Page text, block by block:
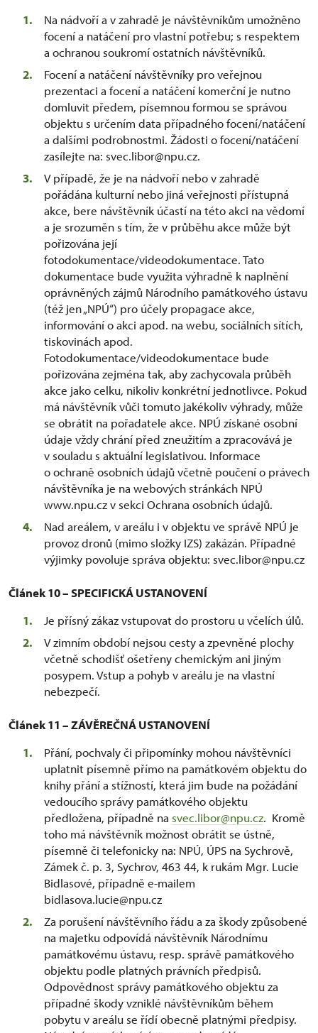
Na nádvoří a v zahradě je návštěvníkům umožněno
focení a natáčení pro vlastní potřebu; s respektem
a ochranou soukromí ostatních návštěvníků.
Focení a natáčení návštěvníky pro veřejnou
prezentaci a focení a natáčení komerční je nutno
domluvit předem, písemnou formou se správou
objektu s určením data případného focení/natáčení
a dalšími podrobnostmi. Žádosti o focení/natáčení
zasílejte na: svec.libor@npu.cz.
V případě, že je na nádvoří nebo v zahradě
pořádána kulturní nebo jiná veřejnosti přístupná
akce, bere návštěvník účastí na této akci na vědomí
a je srozuměn s tím, že v průběhu akce může být
pořizována její
fotodokumentace/videodokumentace. Tato
dokumentace bude využita výhradně k naplnění
oprávněných zájmů Národního památkového ústavu
(též jen „NPÚ“) pro účely propagace akce,
informování o akci apod. na webu, sociálních sítích,
tiskovinách apod.
Fotodokumentace/videodokumentace bude
pořizována zejména tak, aby zachycovala průběh
akce jako celku, nikoliv konkrétní jednotlivce. Pokud
má návštěvník vůči tomuto jakékoliv výhrady, může
se obrátit na pořadatele akce. NPÚ získané osobní
údaje vždy chrání před zneužitím a zpracovává je
v souladu s aktuální legislativou. Informace
o ochraně osobních údajů včetně poučení o právech
návštěvníka je na webových stránkách NPÚ
www.npu.cz v sekci Ochrana osobních údajů.
Nad areálem, v areálu i v objektu ve správě NPÚ je
provoz dronů (mimo složky IZS) zakázán. Případné
výjimky povoluje správa objektu: svec.libor@npu.cz
Článek 10 – SPECIFICKÁ USTANOVENÍ
Je přísný zákaz vstupovat do prostoru u včelích úlů.
V zimním období nejsou cesty a zpevněné plochy
včetně schodišť ošetřeny chemickým ani jiným
posypem. Vstup a pohyb v areálu je na vlastní
nebezpečí.
Článek 11 – ZÁVĚREČNÁ USTANOVENÍ
Přání, pochvaly či připomínky mohou návštěvníci
uplatnit písemně přímo na památkovém objektu do
knihy přání a stížností, která jim bude na požádání
vedoucího správy památkového objektu
předložena, případně na svec.libor@npu.cz. Kromě
toho má návštěvník možnost obrátit se ústně,
písemně či telefonicky na: NPÚ, ÚPS na Sychrově,
Zámek č. p. 3, Sychrov, 463 44, k rukám Mgr. Lucie
Bidlasové, případně e-mailem
bidlasova.lucie@npu.cz
Za porušení návštěvního řádu a za škody způsobené
na majetku odpovídá návštěvník Národnímu
památkovému ústavu, resp. správě památkového
objektu podle platných právních předpisů.
Odpovědnost správy památkového objektu za
případné škody vzniklé návštěvníkům během
pobytu v areálu se řídí obecně platnými předpisy.